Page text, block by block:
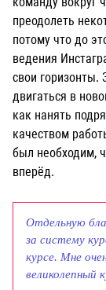
преодолеть
потому что до
ведения
свои горизонты.
двигаться в
как нанять
качеством
был необходим,
вперёд.
Отдельную
за систему
курсе. Мне
великолепный